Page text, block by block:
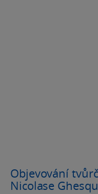
Objevování
Nicolase